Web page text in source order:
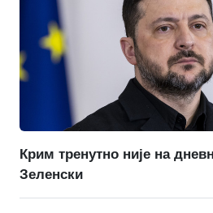
Крим тренутно није на
Зеленски